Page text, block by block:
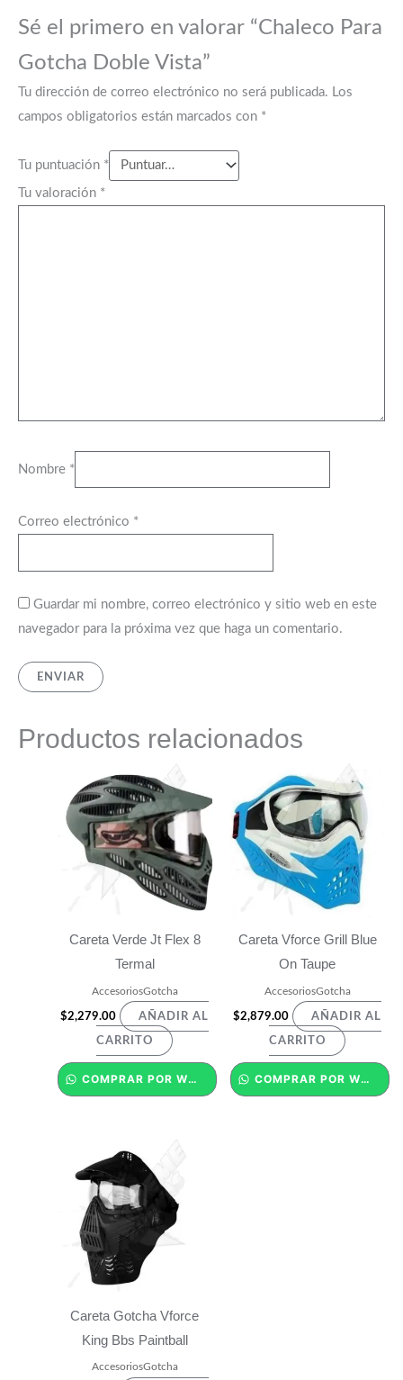
Sé el primero en valorar “Chaleco Para
Gotcha Doble Vista”
Tu dirección de correo electrónico no será publicada. Los
campos obligatorios están marcados con *
Tu puntuación *
Tu valoración *
Nombre *
Correo electrónico *
Guardar mi nombre, correo electrónico y sitio web en este
navegador para la próxima vez que haga un comentario.
Productos relacionados
Careta Verde Jt Flex 8
Termal
AccesoriosGotcha
$2,279.00 AÑADIR AL
CARRITO
COMPRAR POR WHATSAPP
Careta Vforce Grill Blue
On Taupe
AccesoriosGotcha
$2,879.00 AÑADIR AL
CARRITO
COMPRAR POR WHATSAPP
Careta Gotcha Vforce
King Bbs Paintball
AccesoriosGotcha